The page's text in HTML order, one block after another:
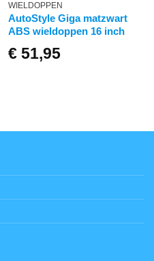
WIELDOPPEN
AutoStyle Giga matzwart
ABS wieldoppen 16 inch
€51,95